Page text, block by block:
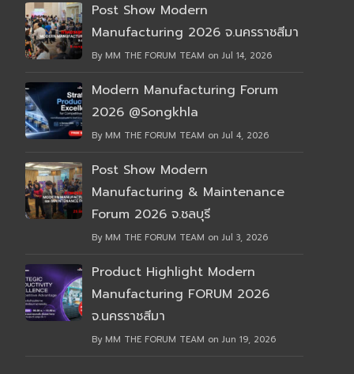
Post Show Modern
Manufacturing 2026 จ.นครราชสีมา
By MM THE FORUM TEAM on Jul 14, 2026
Modern Manufacturing Forum
2026 @Songkhla
By MM THE FORUM TEAM on Jul 4, 2026
Post Show Modern
Manufacturing & Maintenance
Forum 2026 จ.ชลบุรี
By MM THE FORUM TEAM on Jul 3, 2026
Product Highlight Modern
Manufacturing FORUM 2026
จ.นครราชสีมา
By MM THE FORUM TEAM on Jun 19, 2026